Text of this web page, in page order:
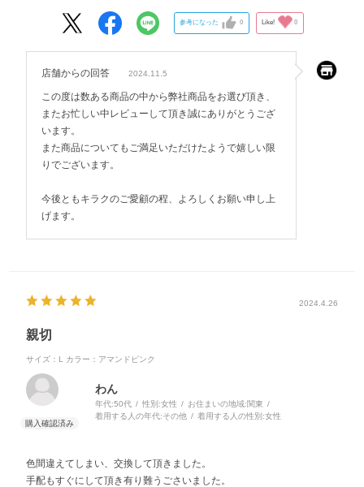
参考になった 0 Like! 0
店舗からの回答 2024.11.5
この度は数ある商品の中から弊社商品をお選び頂き、
またお忙しい中レビューして頂き誠にありがとうござ
います。
また商品についてもご満足いただけたようで嬉しい限
りでございます。
今後ともキラクのご愛顧の程、よろしくお願い申し上
げます。
2024.4.26
親切
サイズ：L カラー：アマンドピンク
わん
年代:50代 性別:女性 お住まいの地域:関東
着用する人の年代:その他 着用する人の性別:女性
色間違えてしまい、交換して頂きました。
手配もすぐにして頂き有り難うごさいました。